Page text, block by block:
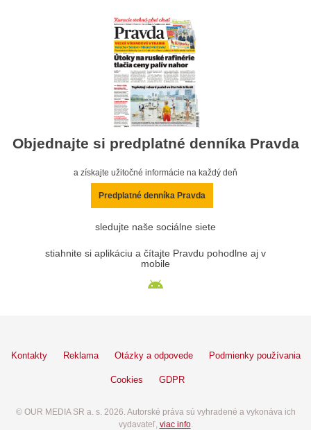
Objednajte si predplatné denníka Pravda
a získajte užitočné informácie na každý deň
Predplatné denníka Pravda
sledujte naše sociálne siete
stiahnite si aplikáciu a čítajte Pravdu pohodlne aj v
mobile
Kontakty Reklama Otázky a odpovede Podmienky používania
Cookies GDPR
© OUR MEDIA SR a. s. 2026. Autorské práva sú vyhradené a vykonáva ich
vydavateľ, viac info.